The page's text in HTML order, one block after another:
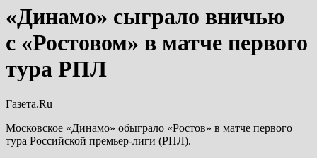
«Динамо» сыграло вничью
с «Ростовом» в матче первого
тура РПЛ
Газета.Ru
Московское «Динамо» обыграло «Ростов» в матче первого
тура Российской премьер-лиги (РПЛ).